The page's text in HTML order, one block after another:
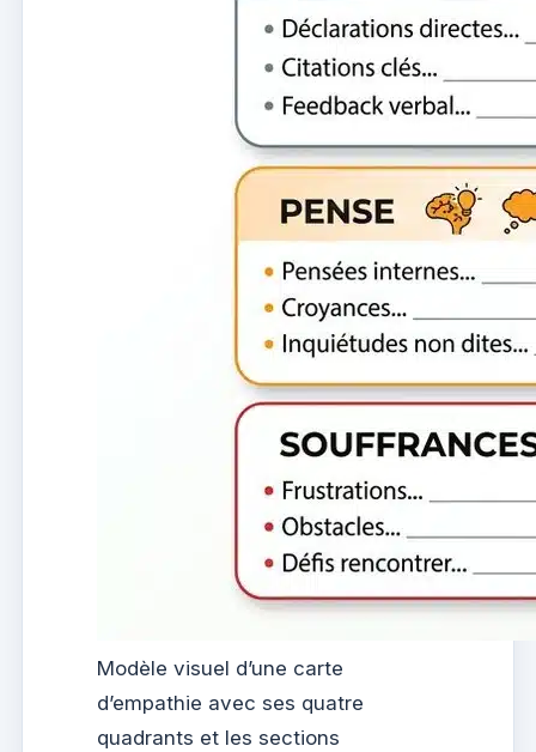
Modèle visuel d’une carte
d’empathie avec ses quatre
quadrants et les sections